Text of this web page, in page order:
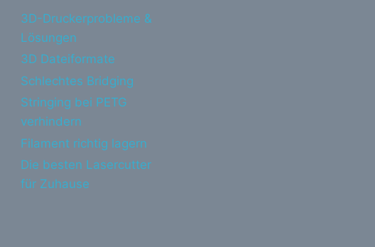
3D-Druckerprobleme &
Lösungen
3D Dateiformate
Schlechtes Bridging
Stringing bei PETG
verhindern
Filament richtig lagern
Die besten Lasercutter
für Zuhause